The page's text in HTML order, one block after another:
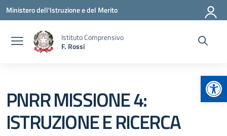
Vai ai contenuti
Vai al menu di navigazione
Vai al footer
Ministero dell'Istruzione e del Merito
Istituto Comprensivo
F. Rossi
PNRR MISSIONE 4:
ISTRUZIONE E RICERCA